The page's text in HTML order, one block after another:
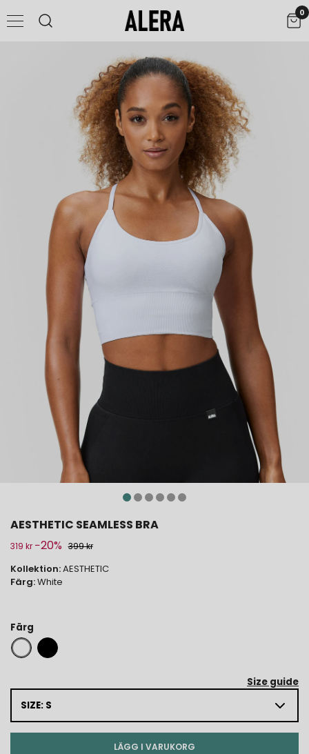
0
UPPTÄCK FLX.UP® CONTOUR
Shaping Revolutionized
AESTHETIC SEAMLESS BRA
319 kr −20% 399 kr
Kollektion:AESTHETIC
Färg:White
Färg
Size guide
SIZE: S
LÄGG I VARUKORG